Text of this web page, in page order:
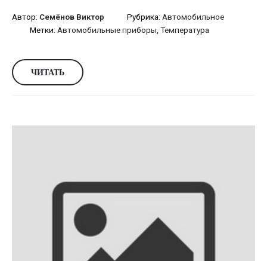
Автор: Семёнов Виктор Рубрика: Автомобильное
Метки: Автомобильные приборы Температура
ЧИТАТЬ